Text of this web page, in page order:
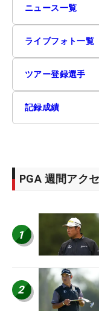
ニュース一覧
ライブフォト一覧
ツアー登録選手
記録成績
PGA 週間アク
1
2